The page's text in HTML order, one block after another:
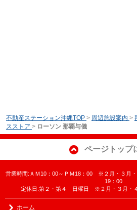
不動産ステーション沖縄TOP > 周辺施設案内 >
スストア > ローソン 那覇与儀
ページトップ
営業時間:ＡＭ10：00～ＰＭ18：00 ※２月・３月
19：00
定休日:第２・第４ 日曜日 ※２月・３月・
ホーム